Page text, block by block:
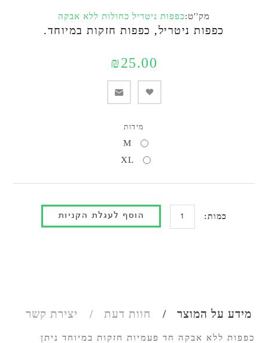
מק''ט:כפפות ניטריל כחולות ללא אבקה
כפפות ניטריל, כפפות חזקות במיוחד.
₪25.00
מידות
M
XL
כמות:
מידע על המוצר חוות דעת יצירת קשר
כפפות ללא אבקה חד פעמיות חזקות במיוחד ניתן